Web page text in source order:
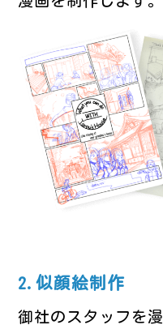
2.似顔絵制作
御社のスタッフを